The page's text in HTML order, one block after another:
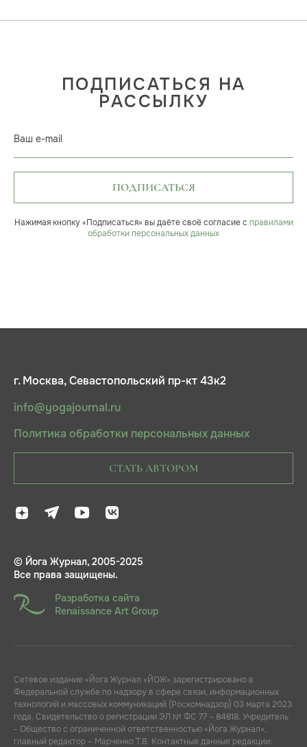
ПОДПИСАТЬСЯ НА
РАССЫЛКУ
Ваш e-mail
ПОДПИСАТЬСЯ
Нажимая кнопку «Подписаться» вы даёте своё согласие с правилами
обработки персональных данных
г. Москва, Севастопольский пр-кт 43к2
info@yogajournal.ru
Политика обработки персональных данных
СТАТЬ АВТОРОМ
© Йога Журнал, 2005-2025
Все права защищены.
Разработка сайта
Renaissance Art Group
Сетевое издание «Йога Журнал «ЙОЖ» зарегистрировано в
Федеральной службе по надзору в сфере связи, информационных
технологий и массовых коммуникаций (Роскомнадзор) 03 марта 2023
года. Свидетельство о регистрации ЭЛ № ФС 77 – 84818. Учредитель
- Общество с ограниченной ответственностью «Йога Журнал»,
главный редактор – Марченко Т.В. Контактные данные редакции: